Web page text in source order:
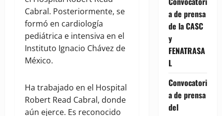
Cabral. Posteriormente, se
formó en cardiología
pediátrica e intensiva en el
Instituto Ignacio Chávez de
México.
Ha trabajado en el Hospital
Robert Read Cabral, donde
aún ejerce. Es reconocido
a de prensa
de la CASC
y
FENATRASA
L
Convocatori
a de prensa
del